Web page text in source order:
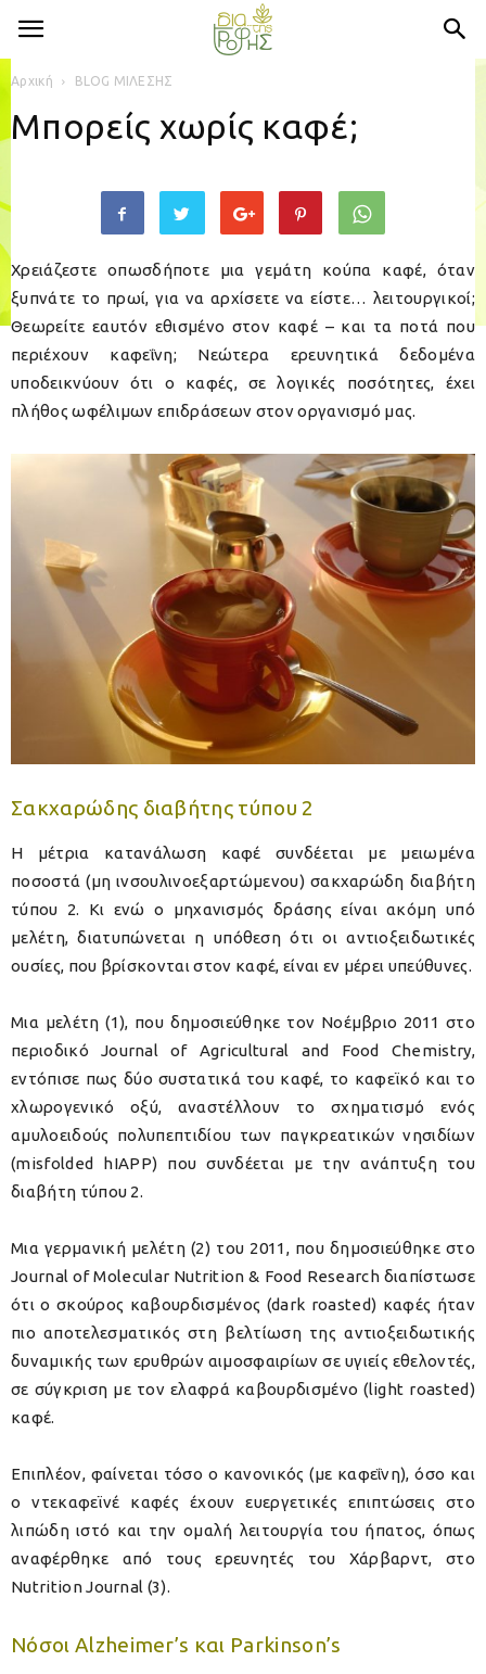
Αρχική BLOG ΜΙΛΕΣΗΣ
Μπορείς χωρίς καφέ;
Χρειάζεστε οπωσδήποτε μια γεμάτη κούπα καφέ, όταν
ξυπνάτε το πρωί, για να αρχίσετε να είστε… λειτουργικοί;
Θεωρείτε εαυτόν εθισμένο στον καφέ – και τα ποτά που
περιέχουν καφεΐνη; Νεώτερα ερευνητικά δεδομένα
υποδεικνύουν ότι ο καφές, σε λογικές ποσότητες, έχει
πλήθος ωφέλιμων επιδράσεων στον οργανισμό μας.
Σακχαρώδης διαβήτης τύπου 2
Η μέτρια κατανάλωση καφέ συνδέεται με μειωμένα
ποσοστά (μη ινσουλινοεξαρτώμενου) σακχαρώδη διαβήτη
τύπου 2. Κι ενώ ο μηχανισμός δράσης είναι ακόμη υπό
μελέτη, διατυπώνεται η υπόθεση ότι οι αντιοξειδωτικές
ουσίες, που βρίσκονται στον καφέ, είναι εν μέρει υπεύθυνες.
Μια μελέτη (1), που δημοσιεύθηκε τον Νοέμβριο 2011 στο
περιοδικό Journal of Agricultural and Food Chemistry,
εντόπισε πως δύο συστατικά του καφέ, το καφεϊκό και το
χλωρογενικό οξύ, αναστέλλουν το σχηματισμό ενός
αμυλοειδούς πολυπεπτιδίου των παγκρεατικών νησιδίων
(misfolded hIAPP) που συνδέεται με την ανάπτυξη του
διαβήτη τύπου 2.
Μια γερμανική μελέτη (2) του 2011, που δημοσιεύθηκε στο
Journal of Molecular Nutrition & Food Research διαπίστωσε
ότι ο σκούρος καβουρδισμένος (dark roasted) καφές ήταν
πιο αποτελεσματικός στη βελτίωση της αντιοξειδωτικής
δυναμικής των ερυθρών αιμοσφαιρίων σε υγιείς εθελοντές,
σε σύγκριση με τον ελαφρά καβουρδισμένο (light roasted)
καφέ.
Επιπλέον, φαίνεται τόσο o κανονικός (με καφεΐνη), όσο και
ο ντεκαφεϊνέ καφές έχουν ευεργετικές επιπτώσεις στο
λιπώδη ιστό και την ομαλή λειτουργία του ήπατος, όπως
αναφέρθηκε από τους ερευνητές του Χάρβαρντ, στο
Nutrition Journal (3).
Νόσοι Alzheimer’s και Parkinson’s